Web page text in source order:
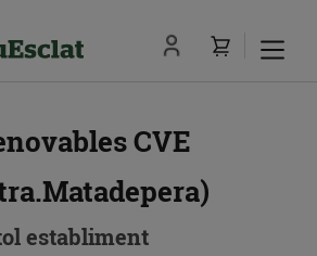
CVE
establiment